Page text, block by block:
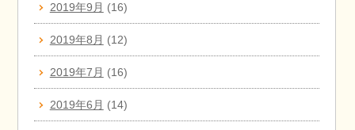
2019年9月 (16)
2019年8月 (12)
2019年7月 (16)
2019年6月 (14)